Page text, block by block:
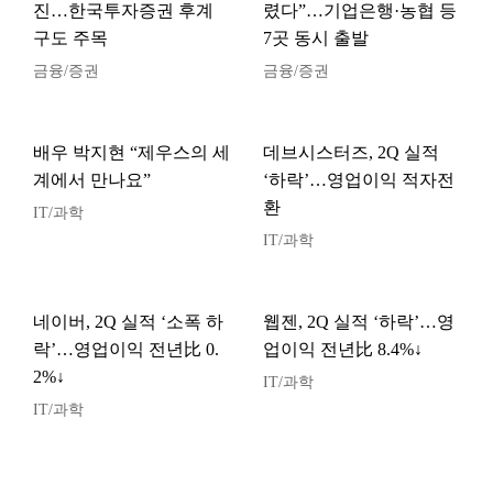
진…한국투자증권 후계
구도 주목
금융/증권
렸다”…기업은행·농협 등
7곳 동시 출발
금융/증권
배우 박지현 “제우스의 세
계에서 만나요”
IT/과학
데브시스터즈, 2Q 실적
‘하락’…영업이익 적자전
환
IT/과학
네이버, 2Q 실적 ‘소폭 하
락’…영업이익 전년比 0.
2%↓
IT/과학
웹젠, 2Q 실적 ‘하락’…영
업이익 전년比 8.4%↓
IT/과학